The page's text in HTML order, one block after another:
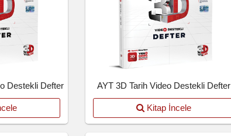
Destekli Defter AYT 3D Tarih Video Destekli Defter
Kitap İncele